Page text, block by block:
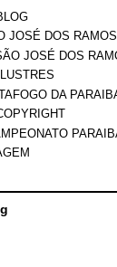
JOSÉ DOS
JOSÉ DOS
DA